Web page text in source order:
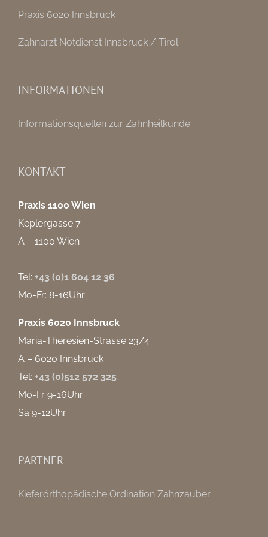
Praxis 6020 Innsbruck
Zahnarzt Notdienst Innsbruck / Tirol
INFORMATIONEN
Informationsquellen zur Zahnheilkunde
KONTAKT
Praxis 1100 Wien
Keplergasse 7
A – 1100 Wien
Tel: +43 (0)1 604 12 36
Mo-Fr: 8-16Uhr
Praxis 6020 Innsbruck
Maria-Theresien-Strasse 23/4
A – 6020 Innsbruck
Tel: +43 (0)512 572 325
Mo-Fr 9-16Uhr
Sa 9-12Uhr
PARTNER
Kieferörthopädische Ordination Zahnzauber